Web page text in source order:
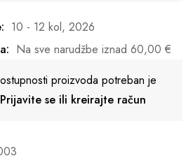
10 - 12 kol, 2026
Na sve narudžbe iznad 60,00 €
proizvoda potreban je
Prijavite se ili kreirajte račun